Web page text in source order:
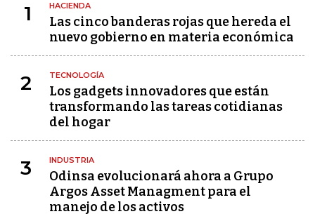
1 HACIENDA
Las cinco banderas rojas que hereda el
nuevo gobierno en materia económica
2 TECNOLOGÍA
Los gadgets innovadores que están
transformando las tareas cotidianas
del hogar
3 INDUSTRIA
Odinsa evolucionará ahora a Grupo
Argos Asset Managment para el
manejo de los activos